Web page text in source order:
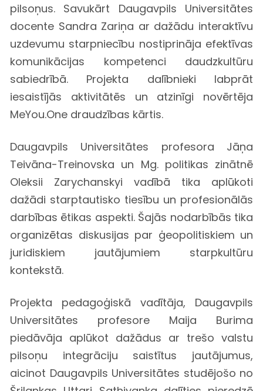
pilsoņus. Savukārt Daugavpils Universitātes
docente Sandra Zariņa ar dažādu interaktīvu
uzdevumu starpniecību nostiprināja efektīvas
komunikācijas kompetenci daudzkultūru
sabiedrībā. Projekta dalībnieki labprāt
iesaistījās aktivitātēs un atzinīgi novērtēja
MeYou.One draudzības kārtis.
Daugavpils Universitātes profesora Jāņa
Teivāna-Treinovska un Mg. politikas zinātnē
Oleksii Zarychanskyi vadībā tika aplūkoti
dažādi starptautisko tiesību un profesionālās
darbības ētikas aspekti. Šajās nodarbībās tika
organizētas diskusijas par ģeopolitiskiem un
juridiskiem jautājumiem starpkultūru
kontekstā.
Projekta pedagoģiskā vadītāja, Daugavpils
Universitātes profesore Maija Burima
piedāvāja aplūkot dažādus ar trešo valstu
pilsoņu integrāciju saistītus jautājumus,
aicinot Daugavpils Universitātes studējošo no